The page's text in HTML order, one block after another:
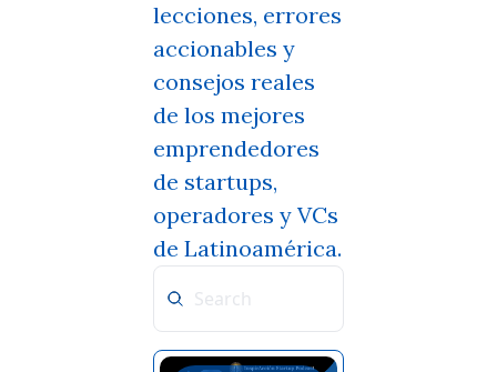
lecciones, errores
accionables y
consejos reales
de los mejores
emprendedores
de startups,
operadores y VCs
de Latinoamérica.